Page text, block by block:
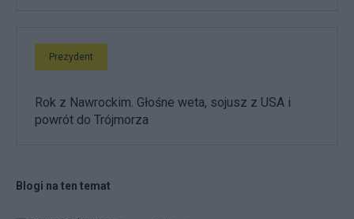
Prezydent
Rok z Nawrockim. Głośne weta, sojusz z USA i
powrót do Trójmorza
Blogi na ten temat